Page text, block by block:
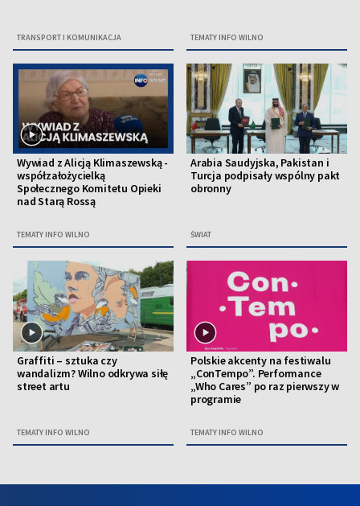
TRANSPORT I KOMUNIKACJA TEMATY INFO WILNO
Wywiad z Alicją Klimaszewską -
współzałożycielką
Społecznego Komitetu Opieki
nad Starą Rossą
TEMATY INFO WILNO
Arabia Saudyjska, Pakistan i
Turcja podpisały wspólny pakt
obronny
ŚWIAT
Graffiti – sztuka czy
wandalizm? Wilno odkrywa siłę
street artu
TEMATY INFO WILNO
Polskie akcenty na festiwalu
„ConTempo”. Performance
„Who Cares” po raz pierwszy w
programie
TEMATY INFO WILNO